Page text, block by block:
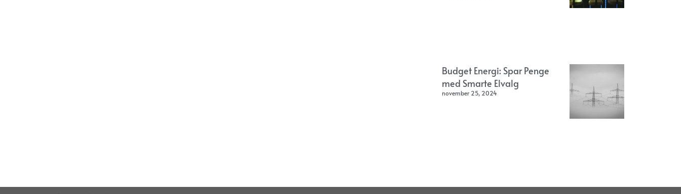
Budget Energi: Spar Penge
med Smarte Elvalg
november 25, 2024